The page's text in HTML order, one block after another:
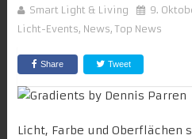
Smart Light & Living 9.
Licht-Events, News,Top News
Share Tweet
Licht, Farbe und Oberflächen